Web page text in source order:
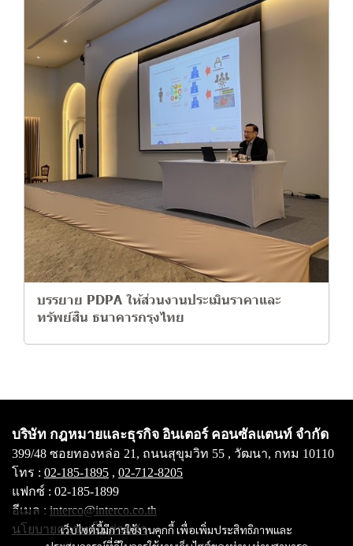
บรรยาย PDPA ให้ส่วนงานประเมินราคาและ
ทรัพย์สิน ธนาคารกรุงไทย
เว็บไซต์นี้มีการใช้งานคุกกี้ เพื่อเพิ่มประสิทธิภาพและ
บริษัท กฎหมายและธุรกิจ อินเตอร์ คอนซัลแตนท์ จำกัด
399/48 ซอยทองหล่อ 21, ถนนสุขุมวิท 55 , วัฒนา, กทม 10110
โทร : 02-185-1895 , 02-712-8205
แฟกซ์ : 02-185-1899
อีเมล : interco@interco.co.th
นโยบายความเป็นส่วนตัว